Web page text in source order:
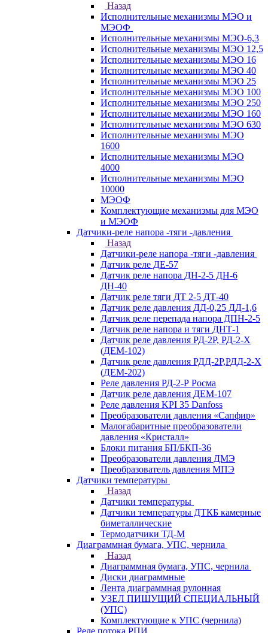
Назад
Исполнительные механизмы МЭО и
МЭОФ
Исполнительные механизмы МЭО-6,3
Исполнительные механизмы МЭО 12,5
Исполнительные механизмы МЭО 16
Исполнительные механизмы МЭО 40
Исполнительные механизмы МЭО 25
Исполнительные механизмы МЭО 100
Исполнительные механизмы МЭО 250
Исполнительные механизмы МЭО 160
Исполнительные механизмы МЭО 630
Исполнительные механизмы МЭО
1600
Исполнительные механизмы МЭО
4000
Исполнительные механизмы МЭО
10000
МЭОФ
Комплектующие механизмы для МЭО
и МЭОФ
Датчики-реле напора -тяги -давления
Назад
Датчики-реле напора -тяги -давления
Датчик реле ДЕ-57
Датчик реле напора ДН-2-5 ДН-6
ДН-40
Датчик реле тяги ДТ 2-5 ДТ-40
Датчик реле давления ДД-0,25 ДД-1,6
Датчик реле перепада напора ДПН-2-5
Датчик реле напора и тяги ДНТ-1
Датчик реле давления РД-2Р, РД-2-Х
(ДЕМ-102)
Датчик реле давления РДД-2Р,РДД-2-Х
(ДЕМ-202)
Реле давления РД-2-Р Росма
Датчик реле давления ДЕМ-107
Реле давления KPI 35 Danfoss
Преобразователи давления «Сапфир»
Малогабаритные преобразователи
давления «Кристалл»
Блоки питания БП/БКП-36
Преобразователи давления ДМЭ
Преобразователь давления МПЭ
Датчики температуры
Назад
Датчики температуры
Датчики температуры ДТКБ камерные
биметаллические
Термодатчики ТД-М
Диаграммная бумага, УПС, чернила
Назад
Диаграммная бумага, УПС, чернила
Диски диаграммные
Лента диаграммная рулонная
УЗЕЛ ПИШУЩИЙ СПЕЦИАЛЬНЫЙ
(УПС)
Комплектующие к УПС (чернила)
Реле потока РПИ